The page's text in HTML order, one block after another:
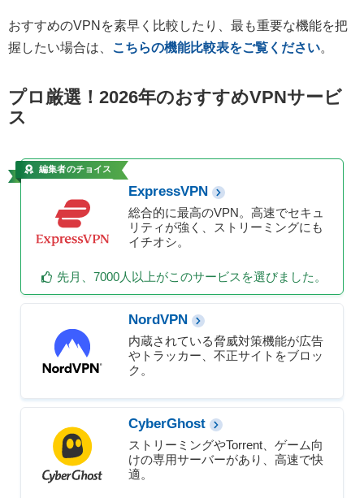
おすすめのVPNを素早く比較したり、最も重要な機能を把
握したい場合は、
こちらの機能比較表をご覧ください。
プロ厳選！2026年のおすすめVPNサービ
ス
編集者のチョイス
ExpressVPN
総合的に最高のVPN。高速でセキュ
リティが強く、ストリーミングにも
イチオシ。
先月、7000人以上がこのサービスを選びました。
NordVPN
内蔵されている脅威対策機能が広告
やトラッカー、不正サイトをブロッ
ク。
CyberGhost
ストリーミングやTorrent、ゲーム向
けの専用サーバーがあり、高速で快
適。